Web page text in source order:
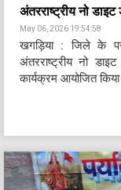
अंतरराष्ट्रीय नो
May 06, 2026 19:54:58
खगड़िया : जिले के
अंतरराष्ट्रीय नो
कार्यक्रम आयोजित